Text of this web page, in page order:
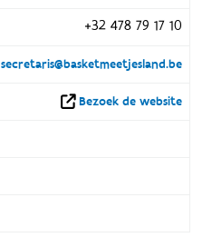
+32 478 79 17 10
secretaris@basketmeetjesland.be
Bezoek de website